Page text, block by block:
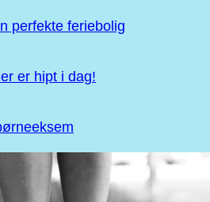
perfekte feriebolig
er hipt i dag!